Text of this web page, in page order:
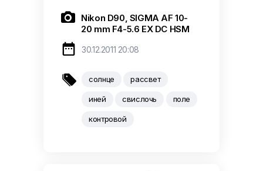
 Nikon D90, SIGMA AF 10-
20 mm F4-5.6 EX DC HSM
 30.12.2011 20:08
 солнце рассвет
иней свислочь поле
контровой